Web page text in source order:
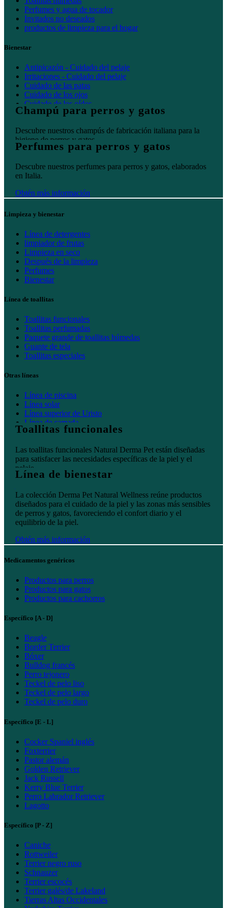
Perfumes y agua de tocador
Invitados no deseados
productos de limpieza para el hogar
Bienestar
Antipicazón - Cuidado del pelaje
Irritaciones - Cuidado del pelaje
Cuidado de las patas
Cuidado de los ojos
Cuidado de los oídos
Cuidado bucal
Champú para perros y gatos
Descubre nuestros champús de fabricación italiana para la
higiene de perros y gatos.
Perfumes para perros y gatos
Descubre nuestros perfumes para perros y gatos, elaborados
en Italia.
Obtén más información
Limpieza y bienestar
Línea de detergentes
limpiador de frutas
Limpieza en seco
Después de la limpieza
Perfumes
Bienestar
Línea de toallitas
Toallitas funcionales
Toallitas perfumadas
Paquete grande de toallitas húmedas
Guante de tela
Toallitas especiales
Otras líneas
Línea de piscina
Línea solar
Línea superior de Uristo
Línea de camada
Inicio
Toallitas funcionales
Las toallitas funcionales Natural Derma Pet están diseñadas
para satisfacer las necesidades específicas de la piel y el
pelaje.
Línea de bienestar
La colección Derma Pet Natural Wellness reúne productos
diseñados para el cuidado de la piel y las zonas más sensibles
de perros y gatos, favoreciendo el confort diario y el
equilibrio de la piel.
Obtén más información
Medicamentos genéricos
Productos para perros
Productos para gatos
Productos para cachorros
Específico [A - D]
Beagle
Border Terrier
Bóxer
Bulldog francés
Perro tejonero
Teckel de pelo liso
Teckel de pelo largo
Teckel de pelo duro
Específico [E - L]
Cocker Spaniel inglés
Foxterrier
Pastor alemán
Golden Retriever
Jack Russell
Kerry Blue Terrier
Perro Labrador Retriever
Lagotto
Específico [P - Z]
Caniche
Rottweiler
Terrier negro ruso
Schnauzer
Terrier escocés
Terrier galés/de Lakeland
Tierras Altas Occidentales